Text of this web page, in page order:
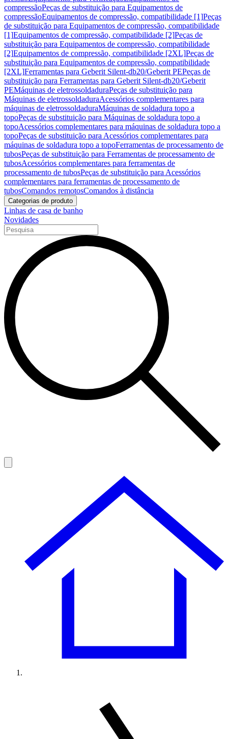
compressãoPeças de substituição para Equipamentos de
compressãoEquipamentos de compressão, compatibilidade [1]Peças
de substituição para Equipamentos de compressão, compatibilidade
[1]Equipamentos de compressão, compatibilidade [2]Peças de
substituição para Equipamentos de compressão, compatibilidade
[2]Equipamentos de compressão, compatibilidade [2XL]Peças de
substituição para Equipamentos de compressão, compatibilidade
[2XL]Ferramentas para Geberit Silent-db20/Geberit PEPeças de
substituição para Ferramentas para Geberit Silent-db20/Geberit
PEMáquinas de eletrossoldaduraPeças de substituição para
Máquinas de eletrossoldaduraAcessórios complementares para
máquinas de eletrossoldaduraMáquinas de soldadura topo a
topoPeças de substituição para Máquinas de soldadura topo a
topoAcessórios complementares para máquinas de soldadura topo a
topoPeças de substituição para Acessórios complementares para
máquinas de soldadura topo a topoFerramentas de processamento de
tubosPeças de substituição para Ferramentas de processamento de
tubosAcessórios complementares para ferramentas de
processamento de tubosPeças de substituição para Acessórios
complementares para ferramentas de processamento de
tubosComandos remotosComandos à distância
Categorias de produto
Linhas de casa de banho
Novidades